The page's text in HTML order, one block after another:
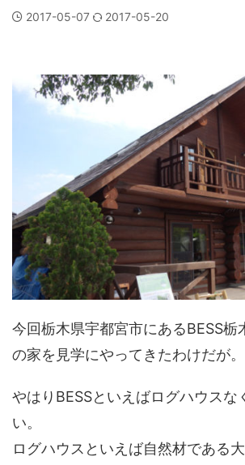
2017-05-07 2017-05-20
今回栃木県宇都宮市にあるBESS栃
の家を見学にやってきたわけだが。
やはりBESSといえばログハウスな
い。
ログハウスといえば自然材である